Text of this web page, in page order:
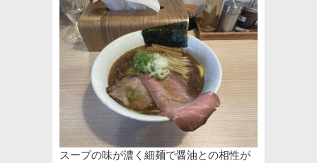
スープの味が濃く細麺で醤油との相性が